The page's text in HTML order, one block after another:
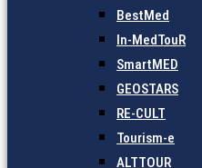
BestMed
In-MedTouR
SmartMED
GEOSTARS
RE-CULT
Tourism-e
ALTTOUR